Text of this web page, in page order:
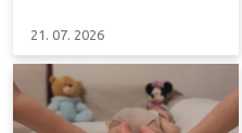
21. 07. 2026